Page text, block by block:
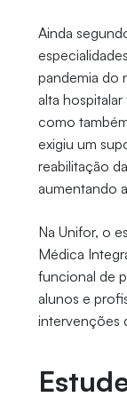
Ainda
pandemia do
alta
como
exigiu um
reabilitação
aumentando
Na Unifor, o
Médica
funcional de
alunos e
intervenções